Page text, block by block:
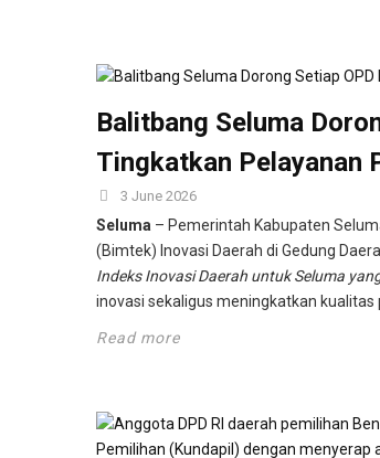
Balitbang Seluma
Tingkatkan Pelayanan
3 June 2026
Seluma – Pemerintah Kabupaten
(Bimtek) Inovasi Daerah di Gedung
Indeks Inovasi Daerah untuk Seluma
inovasi sekaligus meningkatkan kualitas
Read more